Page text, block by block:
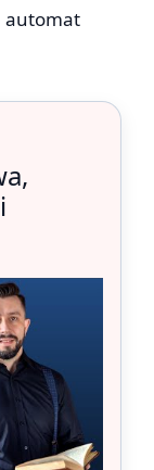
automat